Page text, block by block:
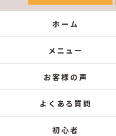
ホーム
メニュー
お客様の声
よくある質問
初心者